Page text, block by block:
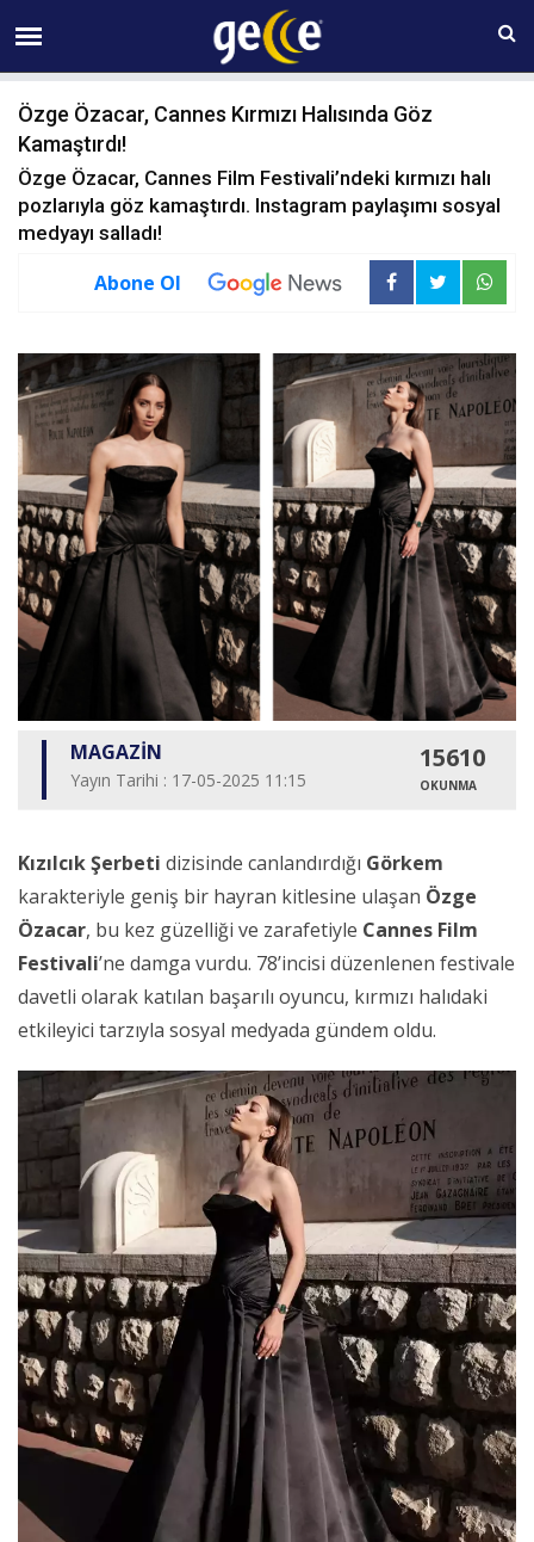
08 AĞUSTOS Cumartesi 20:57
Özge Özacar, Cannes Kırmızı Halısında Göz
Kamaştırdı!
Özge Özacar, Cannes Film Festivali’ndeki kırmızı halı
pozlarıyla göz kamaştırdı. Instagram paylaşımı sosyal
medyayı salladı!
Abone Ol
MAGAZİN
Yayın Tarihi : 17-05-2025 11:15
15610
OKUNMA
Kızılcık Şerbeti dizisinde canlandırdığı Görkem
karakteriyle geniş bir hayran kitlesine ulaşan Özge
Özacar, bu kez güzelliği ve zarafetiyle Cannes Film
Festivali’ne damga vurdu. 78’incisi düzenlenen festivale
davetli olarak katılan başarılı oyuncu, kırmızı halıdaki
etkileyici tarzıyla sosyal medyada gündem oldu.